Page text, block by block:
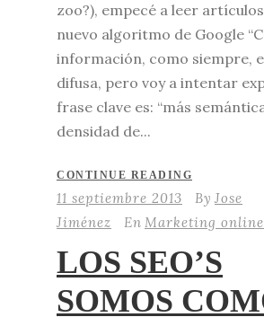
zoo?), empecé a leer
nuevo algoritmo de Google
información, como siempre,
difusa, pero voy a intentar
frase clave es: “más
densidad de...
CONTINUE READING
11 septiembre 2013 By Jose
Jiménez
En Marketing online
LOS SEO’S
SOMOS